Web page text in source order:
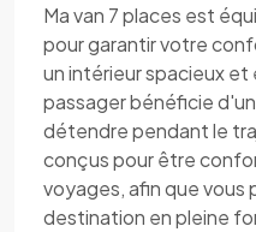
Ma van 7 places est
pour garantir votre
un intérieur spacieux
passager bénéficie
détendre pendant le
conçus pour être
voyages, afin que vous
destination en pleine